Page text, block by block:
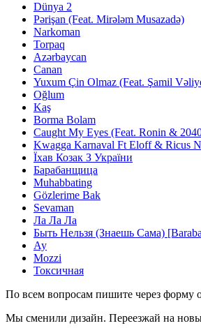
Dünya 2
Pərişan (Feat. Mirələm Musazadə)
Narkoman
Torpaq
Azərbaycan
Canan
Yuxum Çin Olmaz (Feat. Şamil
Oğlum
Kaş
Borma Bolam
Caught My Eyes (Feat. Ronin &
Kwagga Karnaval Ft Eloff & Ricus
Їхав Козак З України
Барабанщица
Muhabbating
Gözlerime Bak
Sevaman
Ла Ла Ла
Быть Нельзя (Знаешь Сама)
Ау
Mozzi
Токсичная
По всем вопросам пишите через форму
Мы сменили дизайн. Переезжай на